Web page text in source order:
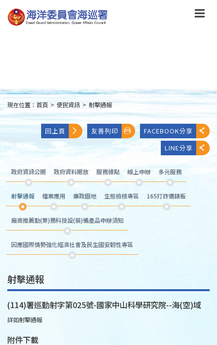
到
主
:::
現在位置： 首頁 > 便民資訊 > 射擊通報
回上頁 友善列印
FACEBOOK分享
LINE分享
政府資訊公開 政府資料開放 服務據點 線上申辦 多元服務
射擊通報 檔案應用 廉政園地 生態檢核專區 165打詐儀錶板
廠商推薦勤(業)務科技設(裝)備產品申辦須知
因應國際情勢強化經濟社會及民生國安韌性專區
射擊通報
(114)署巡勤射字第025號-國家中山科學研究院--海(空)域
詳如射擊通報
附件下載